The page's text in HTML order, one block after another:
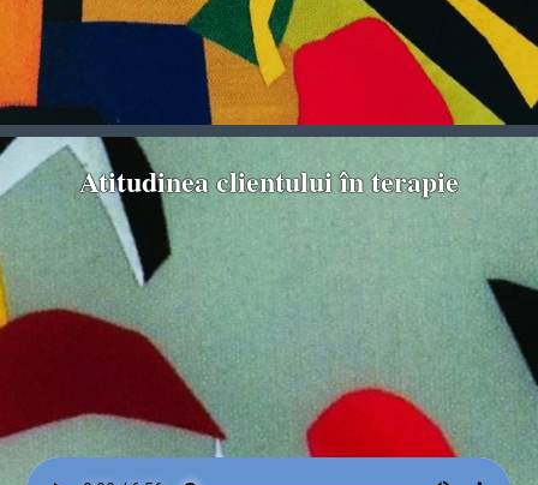
Atitudinea clientului în terapie